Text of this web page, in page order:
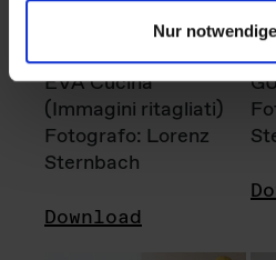
Nur
EVA Cucina
(Immagini ritagliati)
Fotografo: Lorenz
Sternbach
Download